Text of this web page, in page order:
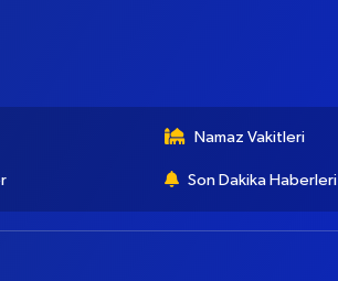
Namaz Vakitleri
Son Dakika Haberleri